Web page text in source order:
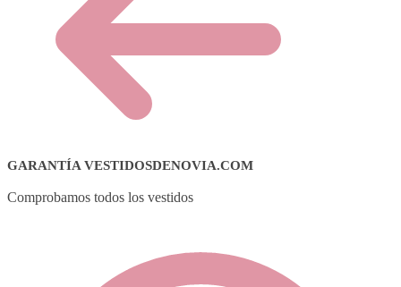
GARANTÍA VESTIDOSDENOVIA.COM
Comprobamos todos los vestidos